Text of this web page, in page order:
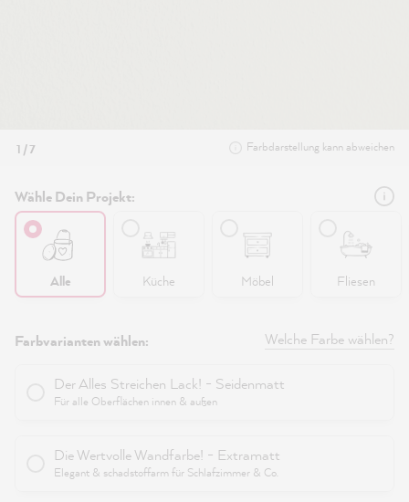
1 / 7 Farbdarstellung kann abweichen
Wähle Dein Projekt:
Alle Küche Möbel Fliesen
Farbvarianten wählen: Welche Farbe wählen?
Der Alles Streichen Lack! - Seidenmatt
Für alle Oberflächen innen & außen
Die Wertvolle Wandfarbe! - Extramatt
Elegant & schadstoffarm für Schlafzimmer & Co.